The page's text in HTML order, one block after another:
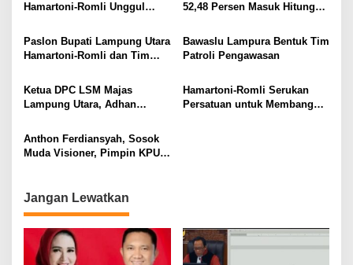
Hamartoni-Romli Unggul
2024
52,48 Persen Masuk Hitung
Romli Unggul 63,93 Persen
Paslon Bupati Lampung Utara
Hamartoni-Romli dan Tim
Pilkada Serentak
Bawaslu Lampura Bentuk Tim
Patroli Pengawasan
Ketua DPC LSM Majas
Lampung Utara, Adhan
Kondusivitas Jelang Pilkada
2024
Hamartoni-Romli Serukan
Persatuan untuk Membangun
Anthon Ferdiansyah, Sosok
Muda Visioner, Pimpin KPU
Jangan Lewatkan